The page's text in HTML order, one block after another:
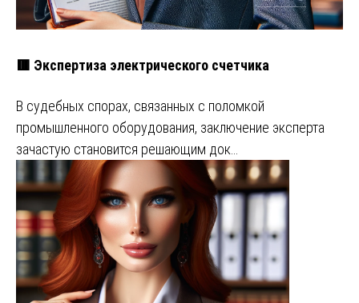
🟥 Экспертиза электрического счетчика
В судебных спорах, связанных с поломкой
промышленного оборудования, заключение эксперта
зачастую становится решающим док…